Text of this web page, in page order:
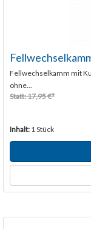
Fellwechselkamm mit
ohne...
Statt: 17,95 €*
Inhalt: 1 Stück